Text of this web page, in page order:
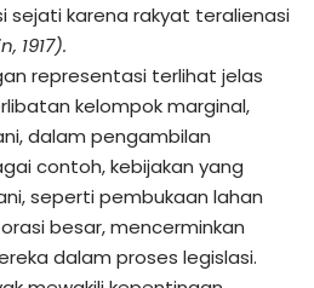
sejati karena rakyat teralienasi
1917).
representasi terlihat jelas
kelompok marginal,
dalam pengambilan
contoh, kebijakan yang
seperti pembukaan lahan
besar, mencerminkan
dalam proses legislasi.